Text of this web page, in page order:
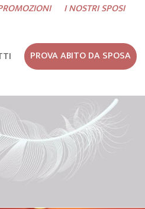
I NOSTRI SPOSI
PROVA ABITO DA SPOSA